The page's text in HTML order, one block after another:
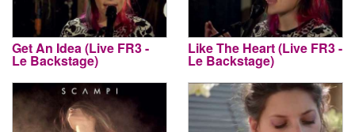
Get An Idea (Live FR3 -
Le Backstage)
Like The Heart (Live FR3 -
Le Backstage)